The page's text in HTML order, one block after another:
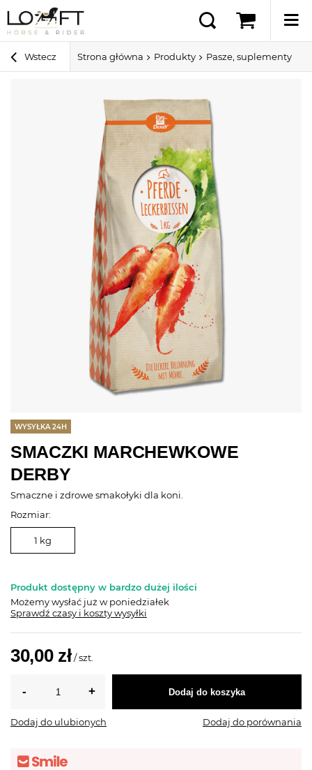
Wstecz Strona główna Produkty Pasze, suplementy i
SMACZKI MARCHEWKOWE
DERBY
Smaczne i zdrowe smakołyki dla koni.
WYSYŁKA 24H
Rozmiar:
1 kg
Produkt dostępny w bardzo dużej ilości
Możemy wysłać już w poniedziałek
Sprawdź czasy i koszty wysyłki
30,00 zł /szt.
Dodaj do koszyka
Dodaj do ulubionych Dodaj do porównania